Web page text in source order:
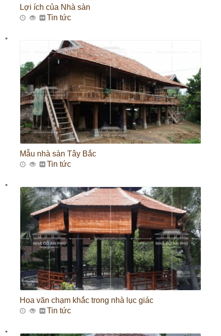
Lợi ích của Nhà sàn
Tin tức
Mẫu nhà sàn Tây Bắc
Tin tức
Hoa văn chạm khắc trong nhà lục giác
Tin tức